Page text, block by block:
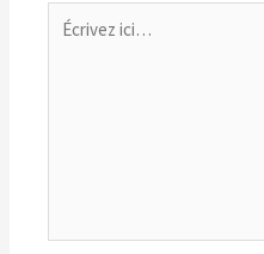
Écrivez
ici…